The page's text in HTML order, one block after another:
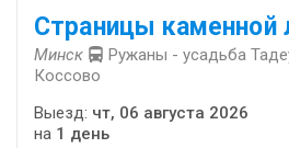
Страницы каменной
Минск
Ружаны - усадьба
Коссово
Выезд: чт, 06 августа 2026
на 1 день